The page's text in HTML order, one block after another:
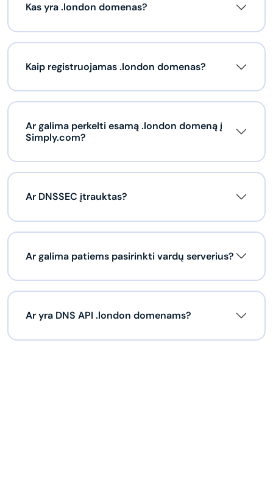
Kas yra .london domenas?
Kaip registruojamas .london domenas?
Ar galima perkelti esamą .london domeną į
Simply.com?
Ar DNSSEC įtrauktas?
Ar galima patiems pasirinkti vardų serverius?
Ar yra DNS API .london domenams?